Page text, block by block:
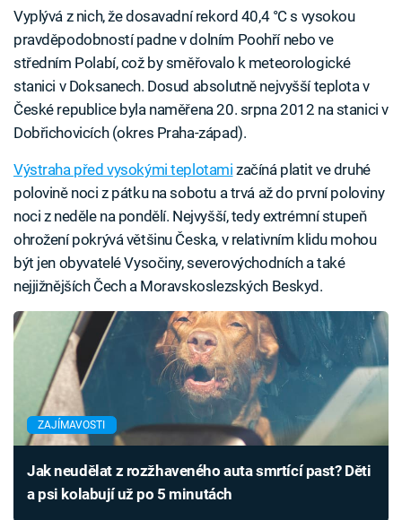
Vyplývá z nich, že dosavadní rekord 40,4 °C s vysokou
pravděpodobností padne v dolním Poohří nebo ve
středním Polabí, což by směřovalo k meteorologické
stanici v Doksanech. Dosud absolutně nejvyšší teplota v
České republice byla naměřena 20. srpna 2012 na stanici v
Dobřichovicích (okres Praha-západ).
Výstraha před vysokými teplotami začíná platit ve druhé
polovině noci z pátku na sobotu a trvá až do první poloviny
noci z neděle na pondělí. Nejvyšší, tedy extrémní stupeň
ohrožení pokrývá většinu Česka, v relativním klidu mohou
být jen obyvatelé Vysočiny, severovýchodních a také
nejjižnějších Čech a Moravskoslezských Beskyd.
ZAJÍMAVOSTI
Jak neudělat z rozžhaveného auta smrtící past? Děti
a psi kolabují už po 5 minutách